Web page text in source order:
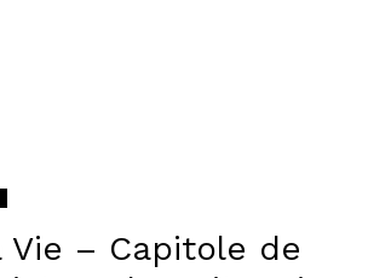
Vie – Capitole de